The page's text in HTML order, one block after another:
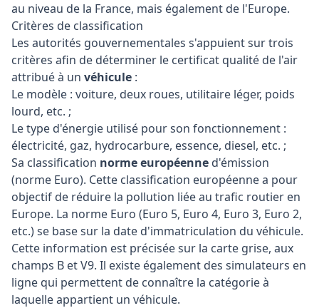
au niveau de la France, mais également de l'Europe.
Critères de classification
Les autorités gouvernementales s'appuient sur trois
critères afin de déterminer le certificat qualité de l'air
attribué à un véhicule :
Le modèle : voiture, deux roues, utilitaire léger, poids
lourd, etc. ;
Le type d'énergie utilisé pour son fonctionnement :
électricité, gaz, hydrocarbure, essence, diesel, etc. ;
Sa classification norme européenne d'émission
(norme Euro). Cette classification européenne a pour
objectif de réduire la pollution liée au trafic routier en
Europe. La norme Euro (Euro 5, Euro 4, Euro 3, Euro 2,
etc.) se base sur la date d'immatriculation du véhicule.
Cette information est précisée sur la carte grise, aux
champs B et V9. Il existe également des simulateurs en
ligne qui permettent de connaître la catégorie à
laquelle appartient un véhicule.